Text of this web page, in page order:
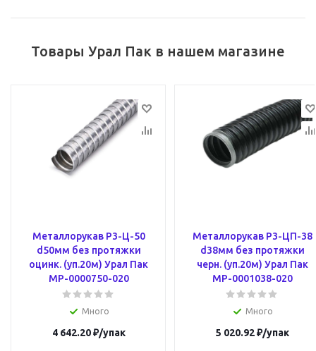
Товары Урал Пак в нашем магазине
Металлорукав Р3-Ц-50
d50мм без протяжки
оцинк. (уп.20м) Урал Пак
МР-0000750-020
Много
4 642.20₽/упак
Металлорукав Р3-ЦП-38
d38мм без протяжки
черн. (уп.20м) Урал Пак
МР-0001038-020
Много
5 020.92₽/упак